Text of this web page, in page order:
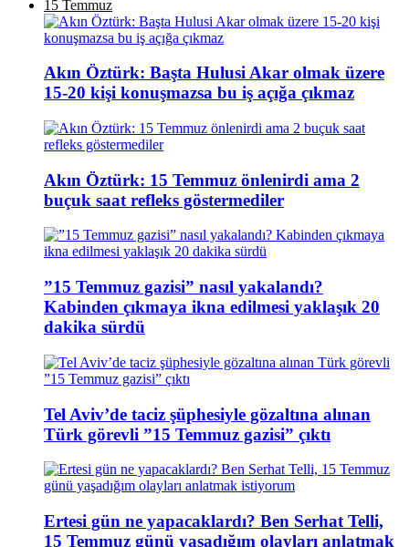
15 Temmuz
Akın Öztürk: Başta Hulusi Akar olmak üzere
15-20 kişi konuşmazsa bu iş açığa çıkmaz
Akın Öztürk: 15 Temmuz önlenirdi ama 2
buçuk saat refleks göstermediler
”15 Temmuz gazisi” nasıl yakalandı?
Kabinden çıkmaya ikna edilmesi yaklaşık 20
dakika sürdü
Tel Aviv’de taciz şüphesiyle gözaltına alınan
Türk görevli ”15 Temmuz gazisi” çıktı
Ertesi gün ne yapacaklardı? Ben Serhat Telli,
15 Temmuz günü yaşadığım olayları anlatmak